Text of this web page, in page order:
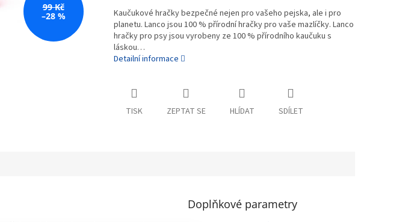
99 Kč
–28 %
Kaučukové hračky bezpečné nejen pro vašeho pejska, ale i pro
planetu. Lanco jsou 100 % přírodní hračky pro vaše mazlíčky. Lanco
hračky pro psy jsou vyrobeny ze 100 % přírodního kaučuku s
láskou…
Detailní informace
TISK ZEPTAT SE HLÍDAT SDÍLET
Doplňkové parametry